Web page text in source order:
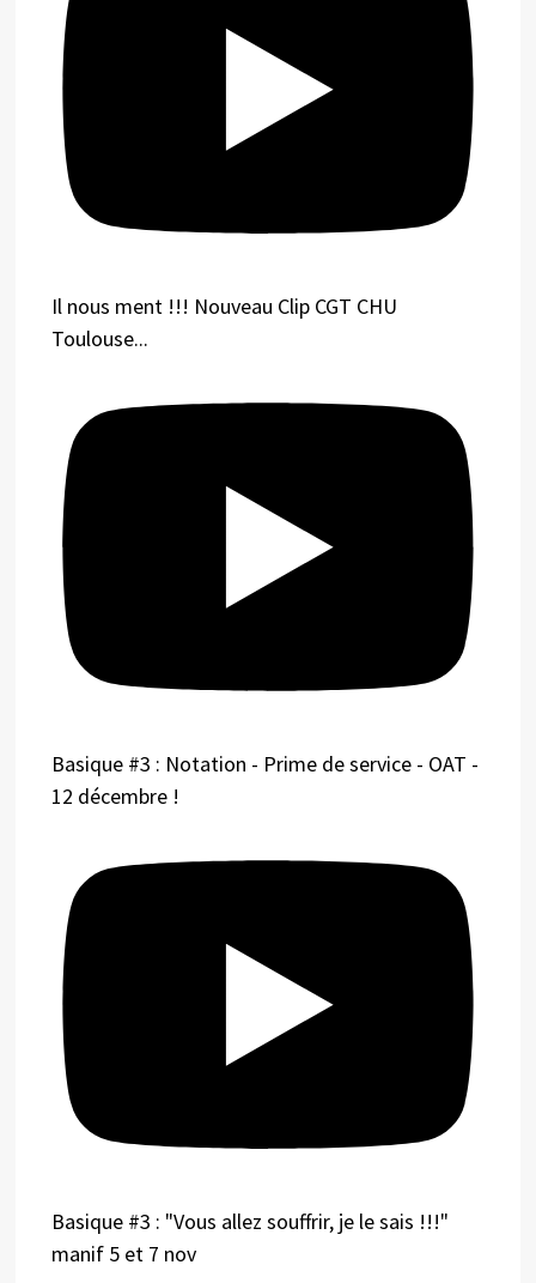
Il nous ment !!! Nouveau Clip CGT CHU
Toulouse...
Basique #3 : Notation - Prime de service - OAT -
12 décembre !
Basique #3 : "Vous allez souffrir, je le sais !!!"
manif 5 et 7 nov